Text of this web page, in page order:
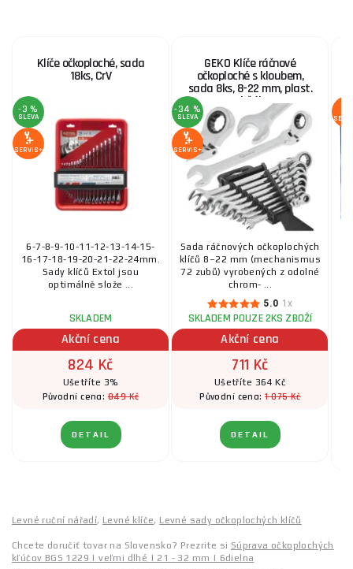
Klíče očkoploché, sada
18ks, CrV
-3 %
SLEVA
SERVIS+
6-7-8-9-10-11-12-13-14-15-
16-17-18-19-20-21-22-24mm.
Sady klíčů Extol jsou
optimálně slože ...
SKLADEM
Akční cena
824 Kč
Ušetříte 3%
Původní cena:849 Kč
DETAIL
GEKO Klíče ráčnové
očkoploché s kloubem,
sada 8ks, 8-22 mm, plast.
držák
-34 %
SLEVA
SERVIS+
Sada ráčnových očkoplochých
klíčů 8–22 mm (mechanismus
72 zubů) vyrobených z odolné
chrom- ...
5.0 1x
SKLADEM POUZE 2KS ZBOŽÍ
Akční cena
711 Kč
Ušetříte 364 Kč
Původní cena:1 075 Kč
DETAIL
Levné ruční nářadí, Levné klíče, Levné sady očkoplochých klíčů
Chcete doručiť tovar na Slovensko? Prezrite si Súprava očkoplochých
kľúčov BGS 1229 | veľmi dlhé | 21 - 32 mm | 6dielna